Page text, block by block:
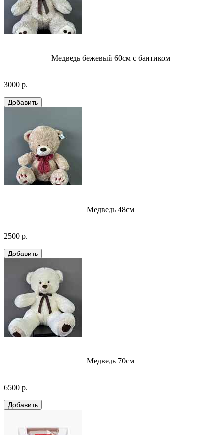
Медведь бежевый 60см с бантиком
3000 р.
Медведь 48см
2500 р.
Медведь 70см
6500 р.